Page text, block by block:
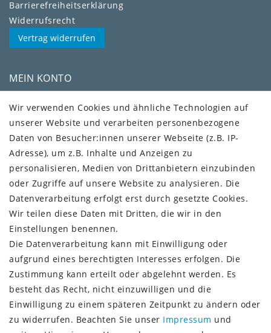
Barrierefreiheitserklärung
Widerrufs­recht
Vertrag widerrufen
MEIN KONTO
Kundenkonto
VERSAND + SERVICE
Versandinformationen
Rückgabeinformationen
Zahlungsinformationen
Vorkasse (3% Rabatt)
Paypal
Kauf auf Rechnung (Paypalservice)
Lastschrift (Paypalservice)
Kreditkarte (Paypalservice)
SOCIAL MEDIA
Wir verwenden Cookies und ähnliche Technologien auf
unserer Website und verarbeiten personenbezogene
Daten von Besucher:innen unserer Webseite (z.B. IP-
Adresse), um z.B. Inhalte und Anzeigen zu
personalisieren, Medien von Drittanbietern einzubinden
oder Zugriffe auf unsere Website zu analysieren. Die
Datenverarbeitung erfolgt erst durch gesetzte Cookies.
Wir teilen diese Daten mit Dritten, die wir in den
Einstellungen benennen.
Die Datenverarbeitung kann mit Einwilligung oder
aufgrund eines berechtigten Interesses erfolgen. Die
Zustimmung kann erteilt oder abgelehnt werden. Es
besteht das Recht, nicht einzuwilligen und die
Einwilligung zu einem späteren Zeitpunkt zu ändern oder
zu widerrufen. Beachten Sie unser Impressum und